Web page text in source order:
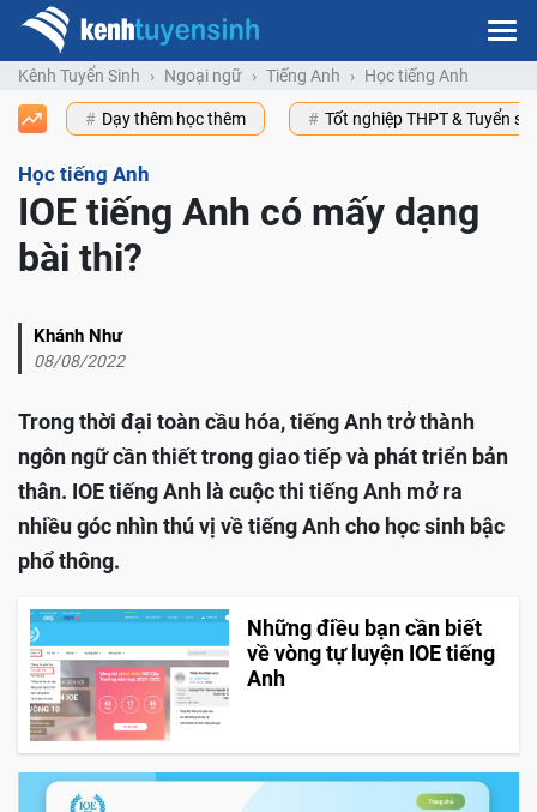
Kênh Tuyển Sinh Ngoại ngữ Tiếng Anh Học tiếng Anh
Dạy thêm học thêm Tốt nghiệp THPT & Tuyển
Học tiếng Anh
IOE tiếng Anh có mấy dạng
bài thi?
Khánh Như
08/08/2022
Trong thời đại toàn cầu hóa, tiếng Anh trở thành
ngôn ngữ cần thiết trong giao tiếp và phát triển bản
thân. IOE tiếng Anh là cuộc thi tiếng Anh mở ra
nhiều góc nhìn thú vị về tiếng Anh cho học sinh bậc
phổ thông.
Những điều bạn cần biết
về vòng tự luyện IOE tiếng
Anh